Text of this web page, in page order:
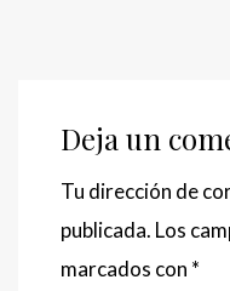
Deja un
Tu dirección de
publicada. Los
marcados con *